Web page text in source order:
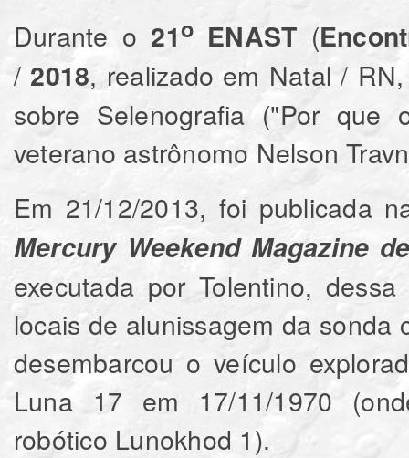
Durante o 21o ENAST (
/ 2018, realizado em Natal /
sobre Selenografia ("Por que
veterano astrônomo Nelson
Em 21/12/2013, foi publicada
Mercury Weekend Magazine
executada por Tolentino,
locais de alunissagem da
desembarcou o veículo
Luna 17 em 17/11/1970
robótico Lunokhod 1).